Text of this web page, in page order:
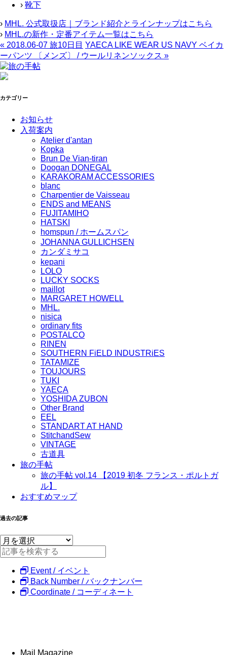
› 靴下
› MHL. 公式取扱店｜ブランド紹介とラインナップはこちら
› MHL.の新作・定番アイテム一覧はこちら
« 2018.06-07 旅10日目 YAECA LIKE WEAR US NAVY ベイカ
ーパンツ 〔メンズ〕 / ウールリネンソックス »
カテゴリー
お知らせ
入荷案内
Atelier d'antan
Kopka
Brun De Vian-tiran
Doogan DONEGAL
KARAKORAM ACCESSORIES
blanc
Charpentier de Vaisseau
ENDS and MEANS
FUJITAMIHO
HATSKI
homspun / ホームスパン
JOHANNA GULLICHSEN
カンダミサコ
kepani
LOLO
LUCKY SOCKS
maillot
MARGARET HOWELL
MHL.
nisica
ordinary fits
POSTALCO
RINEN
SOUTHERN FiELD INDUSTRiES
TATAMIZE
TOUJOURS
TUKI
YAECA
YOSHIDA ZUBON
Other Brand
EEL
STANDART AT HAND
StitchandSew
VINTAGE
古道具
旅の手帖
旅の手帖 vol.14 【2019 初冬 フランス・ポルトガ
ル】
おすすめマップ
過去の記事
Event / イベント
Back Number / バックナンバー
Coordinate / コーディネート
Mail Magazine